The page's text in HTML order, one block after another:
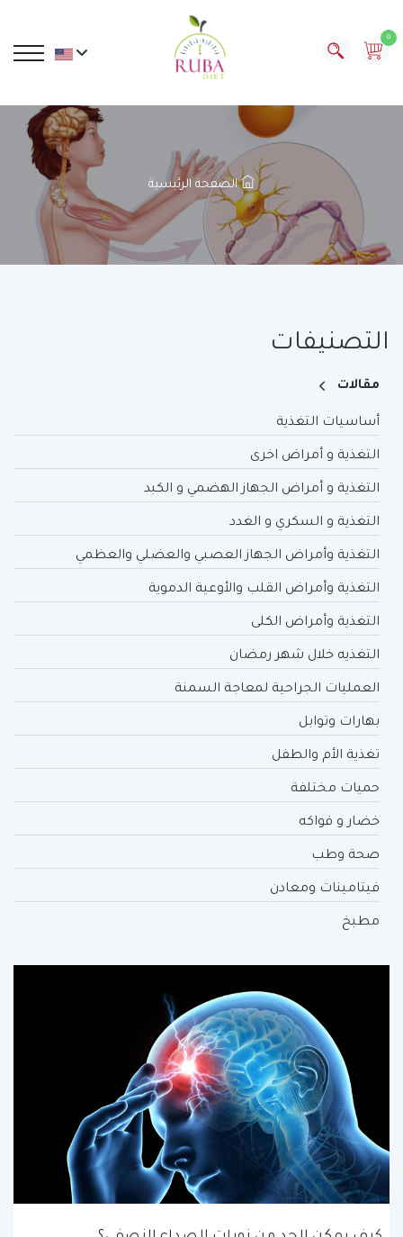
0
الصفحة الرئيسية
التصنيفات
مقالات
أساسيات التغذية
التغذية و أمراض اخرى
التغذية و أمراض الجهاز الهضمي و الكبد
التغذية و السكري و الغدد
التغذية وأمراض الجهاز العصبي والعضلي والعظمي
التغذية وأمراض القلب والأوعية الدموية
التغذية وأمراض الكلى
التغذيه خلال شهر رمضان
العمليات الجراحية لمعاجة السمنة
بهارات وتوابل
تغذية الأم والطفل
حميات مختلفة
خضار و فواكه
صحة وطب
فيتامينات ومعادن
مطبخ